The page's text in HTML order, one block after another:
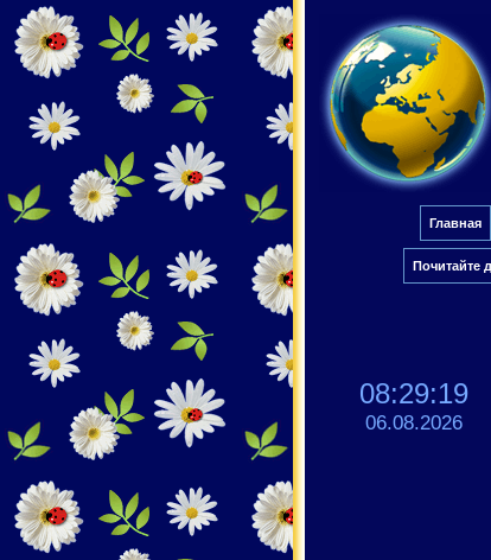
Главная
Почитайте
08:29:19
06.08.2026